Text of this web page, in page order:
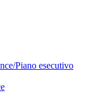
Piano esecutivo